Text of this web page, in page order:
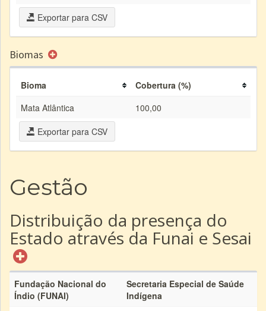
Exportar para CSV
Biomas
Bioma
Cobertura (%)
Mata Atlântica
100,00
Exportar para CSV
Gestão
Distribuição da presença do
Estado através da Funai e Sesai
Fundação Nacional do
Índio (FUNAI)
Secretaria Especial de Saúde
Indígena